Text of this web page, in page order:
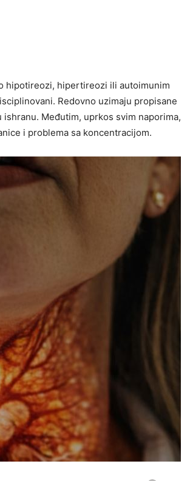
hipotireozi, hipertireozi ili autoimunim
Redovno uzimaju propisane
Međutim, uprkos svim naporima,
i problema sa koncentracijom.